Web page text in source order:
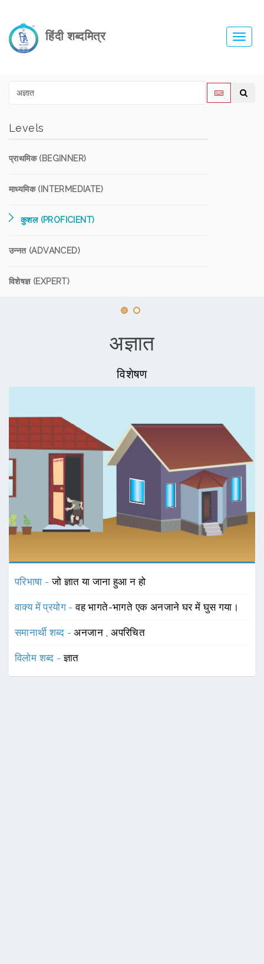
हिंदी शब्दमित्र
Levels
प्राथमिक (BEGINNER)
माध्यमिक (INTERMEDIATE)
कुशल (PROFICIENT)
उन्नत (ADVANCED)
विशेषज्ञ (EXPERT)
अज्ञात
विशेषण
परिभाषा -जो ज्ञात या जाना हुआ न हो
वाक्य में प्रयोग -वह भागते-भागते एक अनजाने घर में घुस गया।
समानार्थी शब्द -अनजान ,अपरिचित
विलोम शब्द -ज्ञात